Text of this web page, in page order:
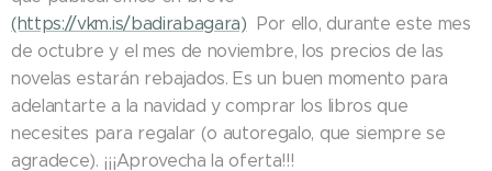
(https://vkm.is/badirabagara) Por ello, durante este mes
de octubre y el mes de noviembre, los precios de las
novelas estarán rebajados. Es un buen momento para
adelantarte a la navidad y comprar los libros que
necesites para regalar (o autoregalo, que siempre se
agradece). ¡¡¡Aprovecha la oferta!!!